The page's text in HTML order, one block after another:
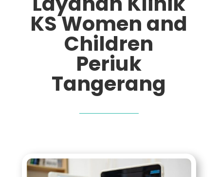
KS Women and
Children
Periuk
Tangerang